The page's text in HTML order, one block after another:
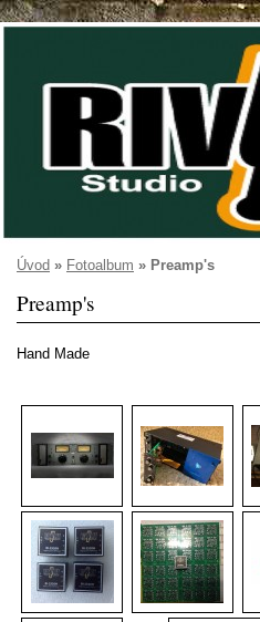
Úvod » Fotoalbum » Preamp's
Preamp's
Hand Made